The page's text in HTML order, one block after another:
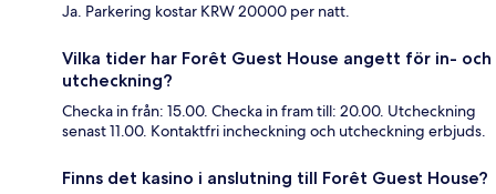
Ja. Parkering kostar KRW 20000 per natt.
Vilka tider har Forêt Guest House angett för in- och
utcheckning?
Checka in från: 15.00. Checka in fram till: 20.00. Utcheckning
senast 11.00. Kontaktfri incheckning och utcheckning erbjuds.
Finns det kasino i anslutning till Forêt Guest House?